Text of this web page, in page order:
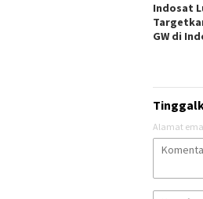
Indosat
GW di
Alamat